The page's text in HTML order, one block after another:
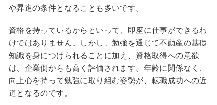
や昇進の条件となることも多いです。
資格を持っているからといって、即座に仕事ができるわ
けではありません。しかし、勉強を通じて不動産の基礎
知識を身につけられることに加え、資格取得への意欲
は、企業側からも高く評価されます。年齢に関係なく、
向上心を持って勉強に取り組む姿勢が、転職成功への近
道となるのです。